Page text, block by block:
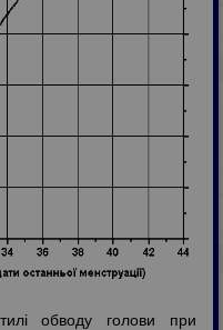
обводу голови при